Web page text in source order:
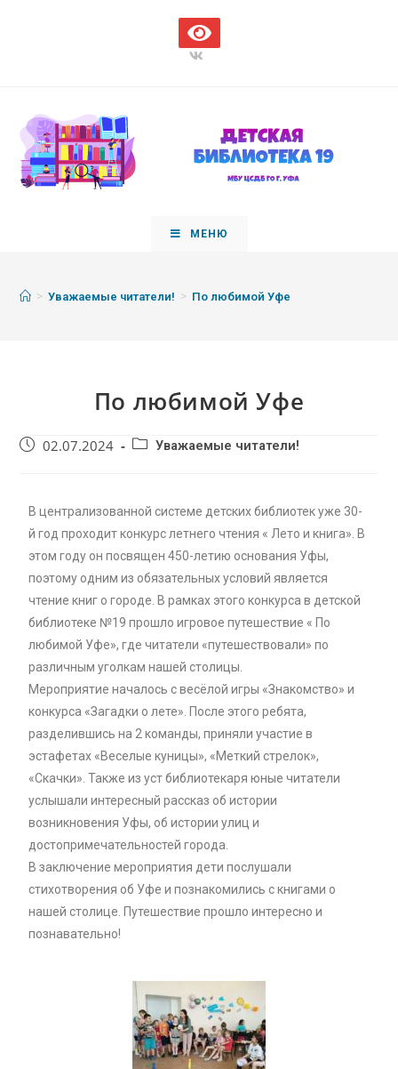
МЕНЮ
> Уважаемые читатели! > По любимой Уфе
По любимой Уфе
02.07.2024 Уважаемые читатели!
В централизованной системе детских библиотек уже 30-
й год проходит конкурс летнего чтения « Лето и книга». В
этом году он посвящен 450-летию основания Уфы,
поэтому одним из обязательных условий является
чтение книг о городе. В рамках этого конкурса в детской
библиотеке №19 прошло игровое путешествие « По
любимой Уфе», где читатели «путешествовали» по
различным уголкам нашей столицы.
Мероприятие началось с весёлой игры «Знакомство» и
конкурса «Загадки о лете». После этого ребята,
разделившись на 2 команды, приняли участие в
эстафетах «Веселые куницы», «Меткий стрелок»,
«Скачки». Также из уст библиотекаря юные читатели
услышали интересный рассказ об истории
возникновения Уфы, об истории улиц и
достопримечательностей города.
В заключение мероприятия дети послушали
стихотворения об Уфе и познакомились с книгами о
нашей столице. Путешествие прошло интересно и
познавательно!